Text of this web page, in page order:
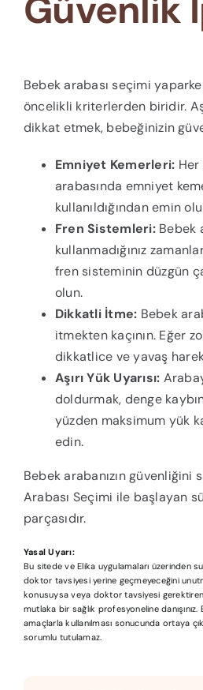
Güvenlik
Bebek arabası seçimi
öncelikli kriterlerden biridir.
dikkat etmek, bebeğinizin
Emniyet Kemerleri:
arabasında emniyet
kullanıldığından emin
Fren Sistemleri:Bebek
kullanmadığınız
fren sisteminin düzgün
olun.
Dikkatli İtme: Bebek
itmekten kaçının. Eğer
dikkatlice ve yavaş
Aşırı Yük Uyarısı:
doldurmak, denge
yüzden maksimum yük
edin.
Bebek arabanızın güvenliğini
Arabası Seçimi ile başlayan
parçasıdır.
Yasal Uyarı:
Bu sitede ve Elika uygulamaları üzerinden
doktor tavsiyesi yerine geçmeyeceğini
konusuysa veya doktor tavsiyesi
mutlaka bir sağlık profesyoneline danışınız.
amaçlarla kullanılması sonucunda ortaya
sorumlu tutulamaz.